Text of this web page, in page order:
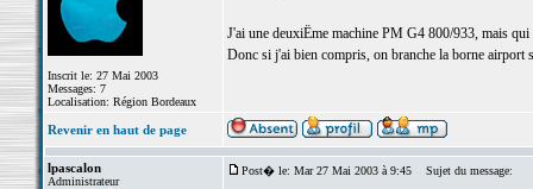
Inscrit le: 27 Mai 2003
Messages: 7
Localisation: Région Bordeaux
J'ai une deuxiËme machine PM G4 800/933, mais qui
Donc si j'ai bien compris, on branche la borne airport
Revenir en haut de page
lpascalon
Administrateur
Post� le: Mar 27 Mai 2003 à 9:45 Sujet du message: